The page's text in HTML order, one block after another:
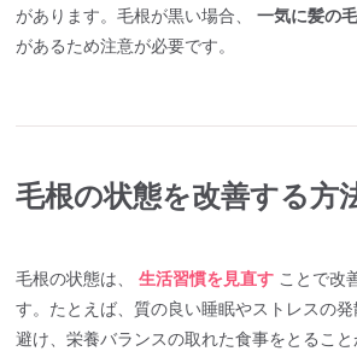
があります。毛根が黒い場合、一気に髪の
があるため注意が必要です。
毛根の状態を改善する方
毛根の状態は、生活習慣を見直す ことで改
す。たとえば、質の良い睡眠やストレスの
避け、栄養バランスの取れた食事をとること